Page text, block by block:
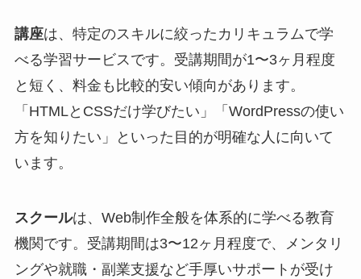
講座は、特定のスキルに絞ったカリキュラムで学
べる学習サービスです。受講期間が1〜3ヶ月程度
と短く、料金も比較的安い傾向があります。
「HTMLとCSSだけ学びたい」「WordPressの使い
方を知りたい」といった目的が明確な人に向いて
います。
スクールは、Web制作全般を体系的に学べる教育
機関です。受講期間は3〜12ヶ月程度で、メンタリ
ングや就職・副業支援など手厚いサポートが受け